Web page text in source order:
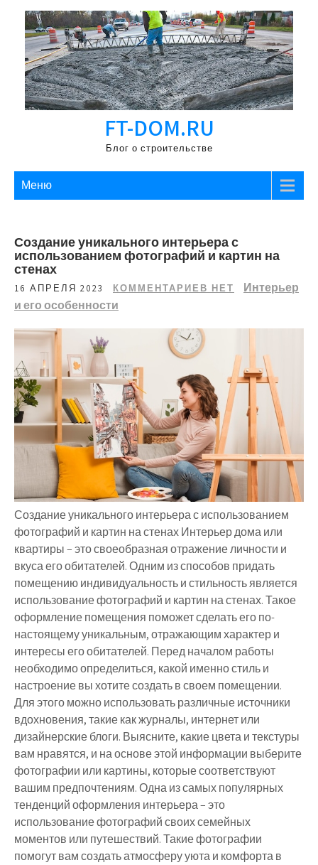
Перейти
содержимому
FT-DOM.RU
Блог о строительстве
Меню
Создание уникального интерьера с
использованием фотографий и картин на
стенах
16 АПРЕЛЯ 2023 КОММЕНТАРИЕВ НЕТ
Интерьер
и его особенности
Создание уникального интерьера с использованием
фотографий и картин на стенах Интерьер дома или
квартиры – это своеобразная отражение личности и
вкуса его обитателей. Одним из способов придать
помещению индивидуальность и стильность является
использование фотографий и картин на стенах. Такое
оформление помещения поможет сделать его по-
настоящему уникальным, отражающим характер и
интересы его обитателей. Перед началом работы
необходимо определиться, какой именно стиль и
настроение вы хотите создать в своем помещении.
Для этого можно использовать различные источники
вдохновения, такие как журналы, интернет или
дизайнерские блоги. Выясните, какие цвета и текстуры
вам нравятся, и на основе этой информации выберите
фотографии или картины, которые соответствуют
вашим предпочтениям. Одна из самых популярных
тенденций оформления интерьера – это
использование фотографий своих семейных
моментов или путешествий. Такие фотографии
помогут вам создать атмосферу уюта и комфорта в